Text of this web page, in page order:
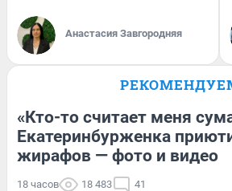
Анастасия Завгородняя
«Кто-то считает меня
Екатеринбурженка
жирафов — фото и видео
18 часов 18 483 41